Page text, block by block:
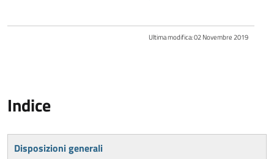
Ultima modifica:02 Novembre 2019
Indice
Disposizioni generali